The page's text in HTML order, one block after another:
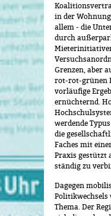
in der
allem - die
durch
Grenzen, aber
rot-rot-grünen
vorläufige
ernüchternd.
werdende
die
Faches mit
Praxis gestützt
ständig zu
Dagegen
Politikwechsels
Thema. Der